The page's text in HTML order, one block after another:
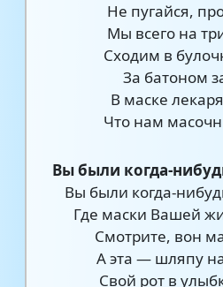
Не пугайся,
Мы всего на
Сходим в
За батоном
В маске
Что нам
Вы были когда-
Вы были когда-
Где маски Вашей
Смотрите, вон
А эта — шляпу
Свой рот в